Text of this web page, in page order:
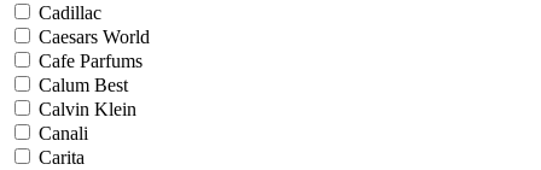
Cadillac
Caesars World
Cafe Parfums
Calum Best
Calvin Klein
Canali
Carita